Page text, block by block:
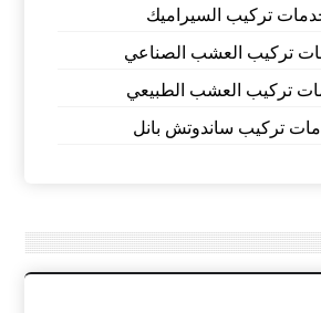
تركيب السيراميك
تركيب العشب الصناعي
تركيب العشب الطبيعي
تركيب ساندوتش بانل